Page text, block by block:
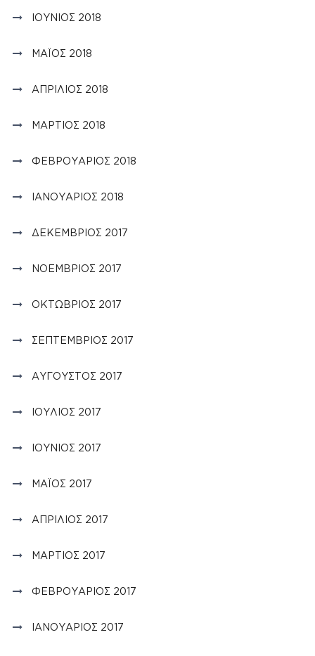
ΙΟΎΝΙΟΣ 2018
ΜΆΙΟΣ 2018
ΑΠΡΊΛΙΟΣ 2018
ΜΆΡΤΙΟΣ 2018
ΦΕΒΡΟΥΆΡΙΟΣ 2018
ΙΑΝΟΥΆΡΙΟΣ 2018
ΔΕΚΈΜΒΡΙΟΣ 2017
ΝΟΈΜΒΡΙΟΣ 2017
ΟΚΤΏΒΡΙΟΣ 2017
ΣΕΠΤΈΜΒΡΙΟΣ 2017
ΑΎΓΟΥΣΤΟΣ 2017
ΙΟΎΛΙΟΣ 2017
ΙΟΎΝΙΟΣ 2017
ΜΆΙΟΣ 2017
ΑΠΡΊΛΙΟΣ 2017
ΜΆΡΤΙΟΣ 2017
ΦΕΒΡΟΥΆΡΙΟΣ 2017
ΙΑΝΟΥΆΡΙΟΣ 2017